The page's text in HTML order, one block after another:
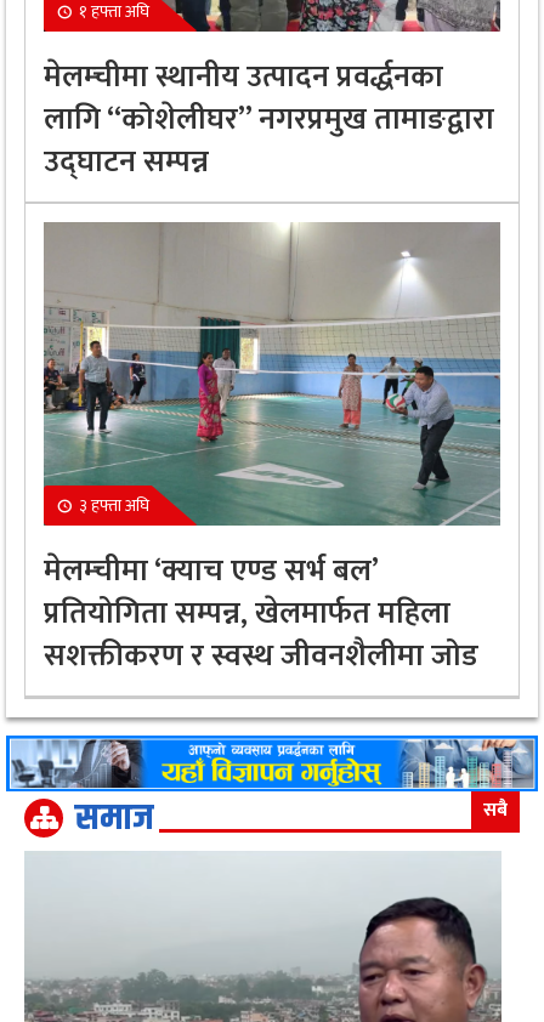
१ हफ्ता अघि
मेलम्चीमा स्थानीय उत्पादन प्रवर्द्धनका
लागि “कोशेलीघर” नगरप्रमुख तामाङद्वारा
उद्घाटन सम्पन्न
३ हफ्ता अघि
मेलम्चीमा ‘क्याच एण्ड सर्भ बल’
प्रतियोगिता सम्पन्न, खेलमार्फत महिला
सशक्तीकरण र स्वस्थ जीवनशैलीमा जोड
समाज सबै